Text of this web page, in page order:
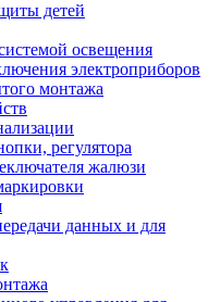
детей
освещения
электроприборов
монтажа
регулятора
жалюзи
данных и для